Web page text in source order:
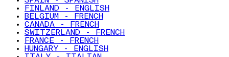
FINLAND - ENGLISH
BELGIUM - FRENCH
CANADA - FRENCH
SWITZERLAND - FRENCH
FRANCE - FRENCH
HUNGARY - ENGLISH